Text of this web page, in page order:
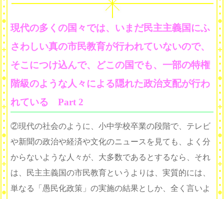
現代の多くの国々では、いまだ民主主義国にふ
さわしい真の市民教育が行われていないので、
そこにつけ込んで、どこの国でも、一部の特権
階級のような人々による隠れた政治支配が行わ
れている Part 2
②現代の社会のように、小中学校卒業の段階で、テレビ
や新聞の政治や経済や文化のニュースを見ても、よく分
からないような人々が、大多数であるとするなら、それ
は、民主主義国の市民教育というよりは、実質的には、
単なる「愚民化政策」の実施の結果としか、全く言いよ